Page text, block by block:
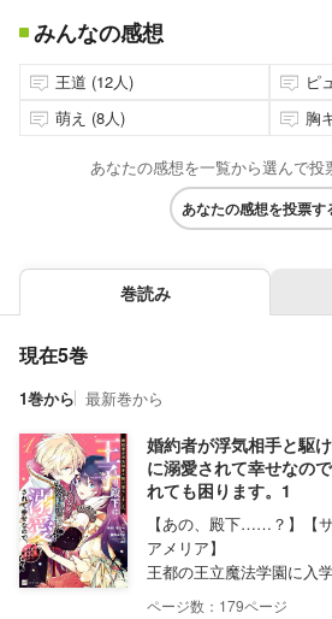
みんなの感想
王道 (12人)
ピ
萌え (8人)
胸
あなたの感想を一覧から選んで投
あなたの感想を投票す
巻読み
現在5巻
1巻から 最新巻から
婚約者が浮気相手と駆
に溺愛されて幸せなの
れても困ります。1
【あの、殿下……？】【
アメリア】
王都の王立魔法学園に入
179